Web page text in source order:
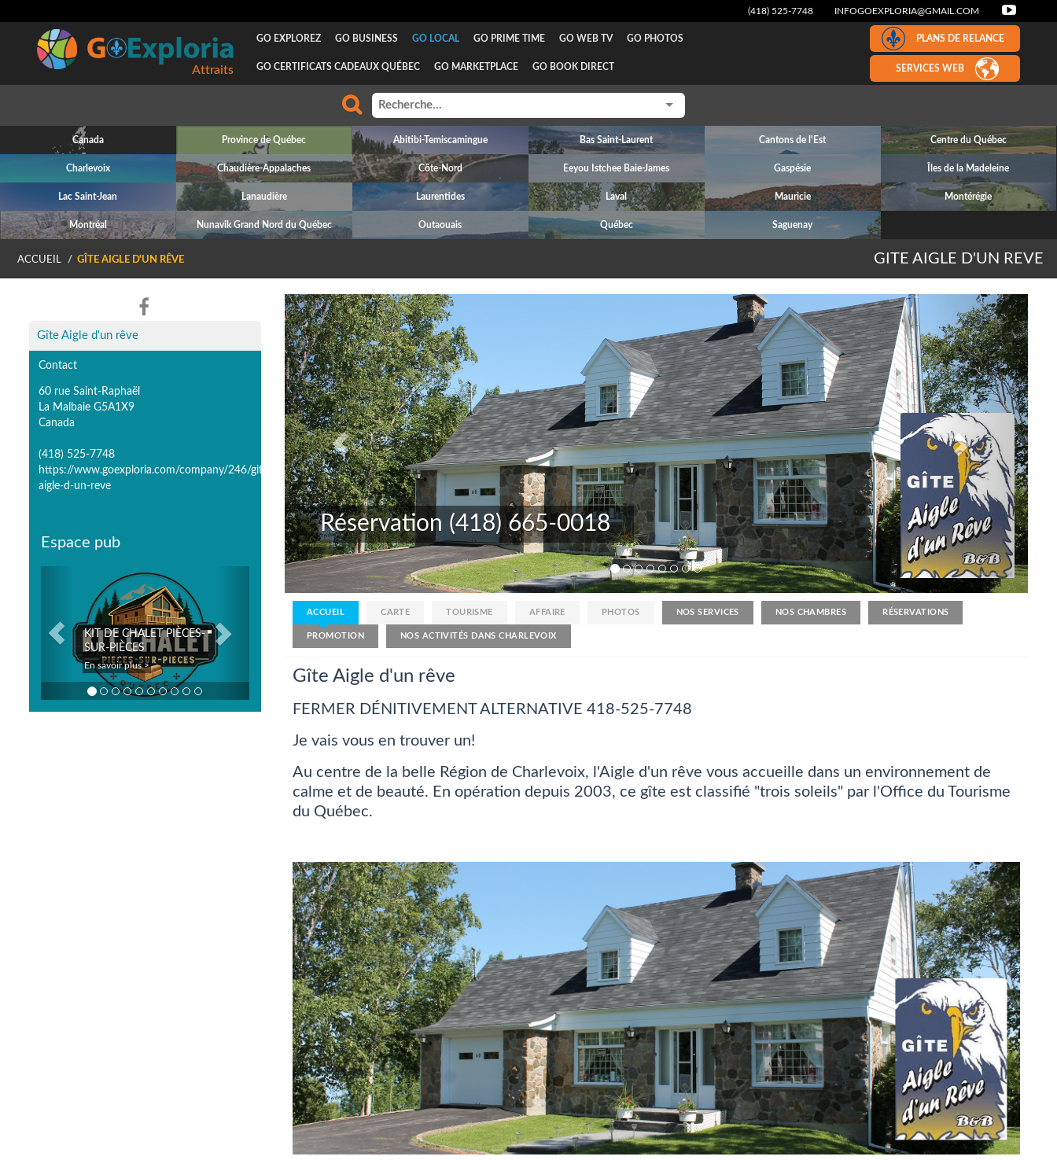
(418) 525-7748 INFOGOEXPLORIA@GMAIL.COM
Attraits
GO EXPLOREZ GO BUSINESS GO LOCAL GO PRIME TIME GO WEB TV GO PHOTOS
GO CERTIFICATS CADEAUX QUÉBEC GO MARKETPLACE GO BOOK DIRECT
PLANS DE RELANCE
SERVICES WEB
Canada Province de Québec Abitibi-Temiscamingue Bas Saint-Laurent Cantons de l'Est Centre du Québec
Charlevoix Chaudière-Appalaches Côte-Nord Eeyou Istchee Baie-James Gaspésie Îles de la Madeleine
Lac Saint-Jean Lanaudière Laurentides Laval Mauricie Montérégie
Montréal Nunavik Grand Nord du Québec Outaouais Québec Saguenay
GITE AIGLE D'UN REVE
ACCUEIL GÎTE AIGLE D'UN RÊVE
Gîte Aigle d'un rêve
Contact
60 rue Saint-Raphaël
La Malbaie G5A1X9
Canada
(418) 525-7748
https://www.goexploria.com/company/246/gite-
aigle-d-un-reve
Espace pub
En savoir plus >
La grive
Previous Next
ACCUEIL CARTE TOURISME AFFAIRE PHOTOS NOS SERVICES NOS CHAMBRES RÉSERVATIONS
PROMOTION NOS ACTIVITÉS DANS CHARLEVOIX
Gîte Aigle d'un rêve
FERMER DÉNITIVEMENT ALTERNATIVE 418-525-7748
Je vais vous en trouver un!
Au centre de la belle Région de Charlevoix, l'Aigle d'un rêve vous accueille dans un environnement de
calme et de beauté. En opération depuis 2003, ce gîte est classifié "trois soleils" par l'Office du Tourisme
du Québec.